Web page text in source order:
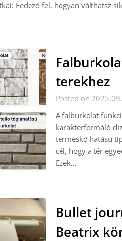
Fedezd fel, hogyan válthatsz
terekhez
Posted on
A falburkolat
karakterformáló
terméskő hatású
cél, hogy a tér
Ezek…
Bullet
Beatrix